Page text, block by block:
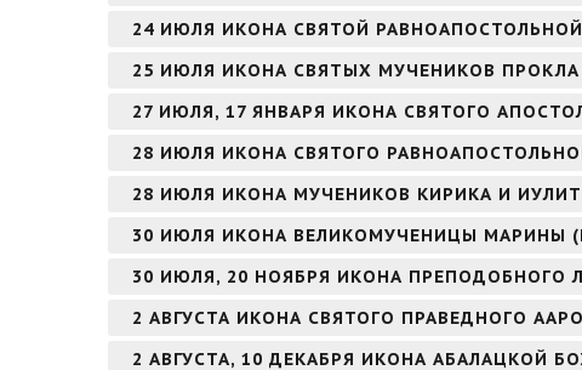
24 ИЮЛЯ ИКОНА СВЯТОЙ
25 ИЮЛЯ ИКОНА СВЯТЫХ МУЧЕНИКОВ ПРОКЛА
27 ИЮЛЯ, 17 ЯНВАРЯ ИКОНА СВЯТОГО
28 ИЮЛЯ ИКОНА СВЯТОГО
28 ИЮЛЯ ИКОНА МУЧЕНИКОВ КИРИКА И
30 ИЮЛЯ ИКОНА ВЕЛИКОМУЧЕНИЦЫ МАРИНЫ
30 ИЮЛЯ, 20 НОЯБРЯ ИКОНА ПРЕПОДОБНОГО
2 АВГУСТА ИКОНА СВЯТОГО ПРАВЕДНОГО
2 АВГУСТА, 10 ДЕКАБРЯ ИКОНА АБАЛАЦКОЙ